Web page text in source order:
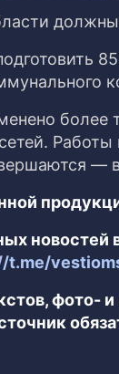
более
—
новостей
t.me/
фото-